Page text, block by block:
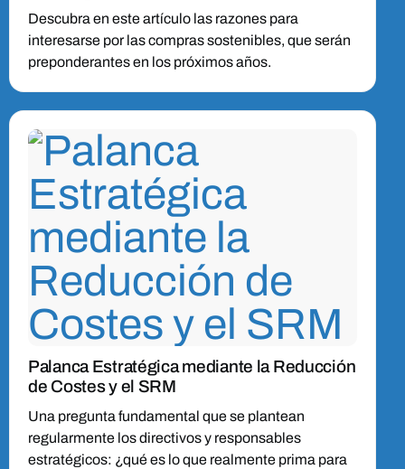
Descubra en este artículo las razones para
interesarse por las compras sostenibles, que serán
preponderantes en los próximos años.
Palanca Estratégica mediante la Reducción
de Costes y el SRM
Una pregunta fundamental que se plantean
regularmente los directivos y responsables
estratégicos: ¿qué es lo que realmente prima para